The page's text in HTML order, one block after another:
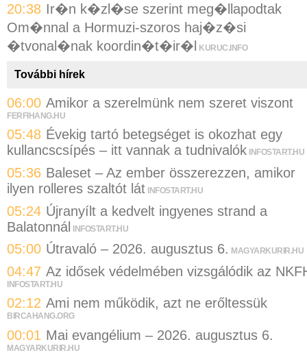
20:38 Ir�n k�zl�se szerint meg�llapodtak
Om�nnal a Hormuzi-szoros haj�z�si
�tvonal�nak koordin�t�ir�l
KURUC.INFO
További hírek
06:00 Amikor a szerelmünk nem szeret viszont
FERFIHANG.HU
05:48 Évekig tartó betegséget is okozhat egy
kullancscsípés – itt vannak a tudnivalók INFOSTART.HU
05:36 Baleset – Az ember összerezzen, amikor
ilyen rolleres szaltót lát INFOSTART.HU
05:24 Újranyílt a kedvelt ingyenes strand a
Balatonnál INFOSTART.HU
05:00 Útravaló – 2026. augusztus 6. MAGYARKURIR.HU
04:47 Az idősek védelmében vizsgálódik az
INFOSTART.HU
02:12 Ami nem működik, azt ne erőltessük
BIRCAHANG.ORG
00:01 Mai evangélium – 2026. augusztus 6.
MAGYARKURIR.HU